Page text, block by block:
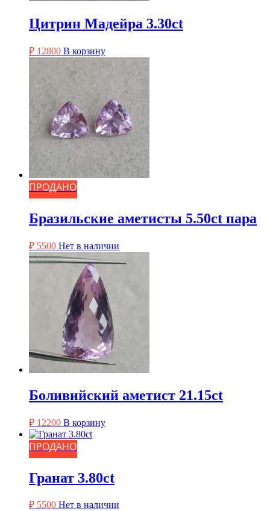
Цитрин Мадейра 3.30ct
₽ 12800 В корзину
ПРОДАНО
Бразильские аметисты 5.50ct пара
₽ 5500 Нет в наличии
Боливийский аметист 21.15ct
₽ 12200 В корзину
ПРОДАНО
Гранат 3.80ct
₽ 5500 Нет в наличии